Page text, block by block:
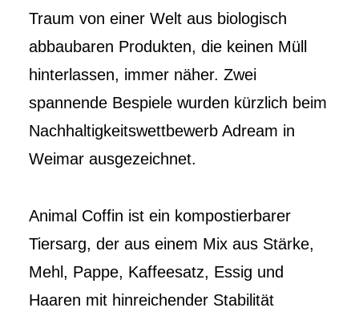
Traum von einer Welt aus biologisch
abbaubaren Produkten, die keinen Müll
hinterlassen, immer näher. Zwei
spannende Bespiele wurden kürzlich beim
Nachhaltigkeitswettbewerb Adream in
Weimar ausgezeichnet.
Animal Coffin ist ein kompostierbarer
Tiersarg, der aus einem Mix aus Stärke,
Mehl, Pappe, Kaffeesatz, Essig und
Haaren mit hinreichender Stabilität